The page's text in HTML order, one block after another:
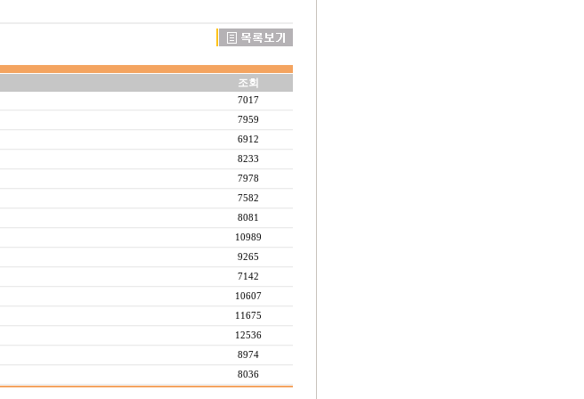
조회
7017
7959
6912
8233
7978
7582
8081
10989
9265
7142
10607
11675
12536
8974
8036